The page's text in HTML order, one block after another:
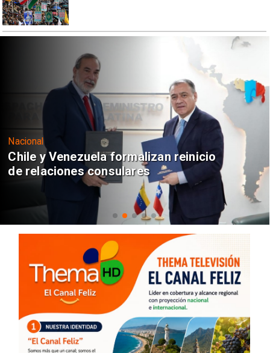
Nacional
Chile y Venezuela formalizan reinicio
de relaciones consulares